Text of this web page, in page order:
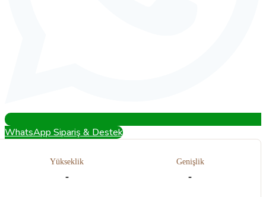
WhatsApp Sipariş & Destek
Yükseklik
-
Genişlik
-